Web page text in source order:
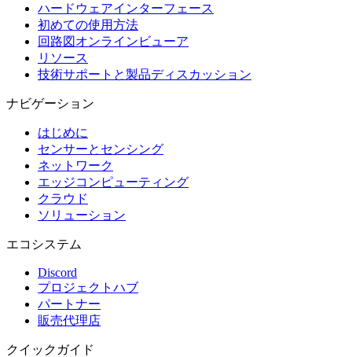
ハードウェアインターフェース
初めての使用方法
回路図オンラインビューア
リソース
技術サポートと製品ディスカッション
ナビゲーション
はじめに
センサーとセンシング
ネットワーク
エッジコンピューティング
クラウド
ソリューション
エコシステム
Discord
プロジェクトハブ
パートナー
販売代理店
クイックガイド